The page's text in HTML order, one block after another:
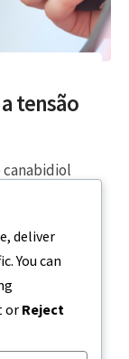
tensão
canabidiol
deliver
You can
or Reject